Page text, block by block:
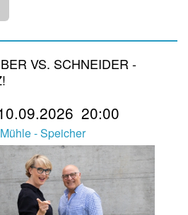
VS. SCHNEIDER -
20:00
- Speicher